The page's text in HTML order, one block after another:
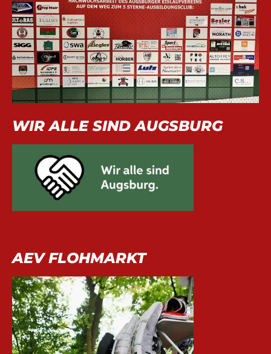
WIR ALLE SIND AUGSBURG
AEV FLOHMARKT